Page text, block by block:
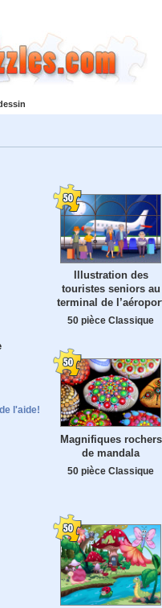
l'aide!
Illustration des
touristes seniors au
terminal de
50 pièce Classique
Magnifiques rochers
de mandala
50 pièce Classique